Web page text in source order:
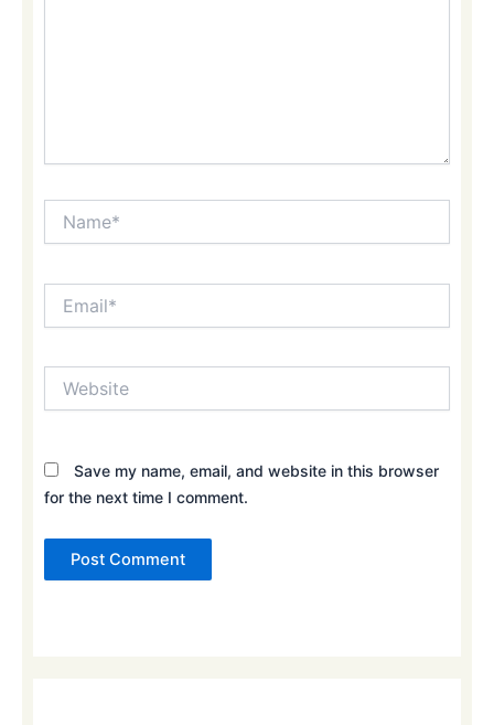
Save my name, email, and website in this browser
for the next time I comment.